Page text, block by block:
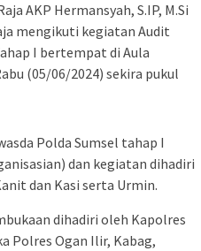
AKP Hermansyah, S.IP, M.Si
mengikuti kegiatan Audit
I bertempat di Aula
(05/06/2024) sekira pukul
Polda Sumsel tahap I
dan kegiatan dihadiri
dan Kasi serta Urmin.
dihadiri oleh Kapolres
Polres Ogan Ilir, Kabag,